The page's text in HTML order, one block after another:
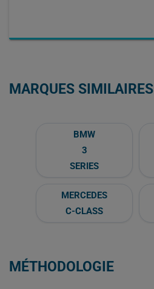
MARQUES SIMILAIRES
BMW
3
SERIES
MERCEDES
C-CLASS
MÉTHODOLOGIE